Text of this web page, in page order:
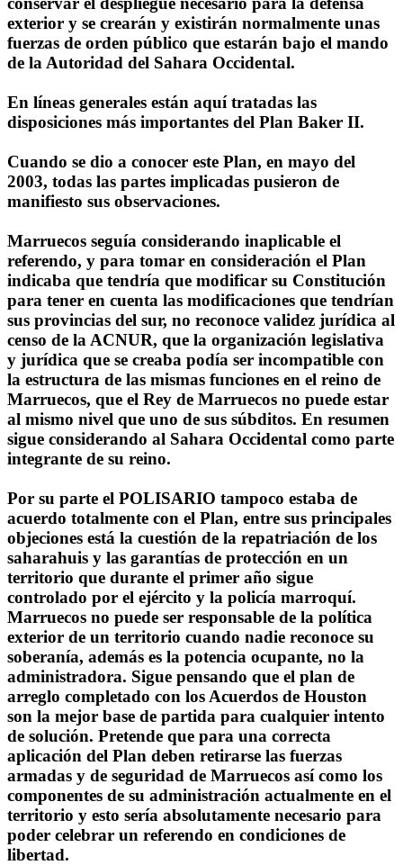
exterior y se crearán y existirán normalmente unas
fuerzas de orden público que estarán bajo el mando
de la Autoridad del Sahara Occidental.
En líneas generales están aquí tratadas las
disposiciones más importantes del Plan Baker II.
Cuando se dio a conocer este Plan, en mayo del
2003, todas las partes implicadas pusieron de
manifiesto sus observaciones.
Marruecos seguía considerando inaplicable el
referendo, y para tomar en consideración el Plan
indicaba que tendría que modificar su Constitución
para tener en cuenta las modificaciones que tendrían
sus provincias del sur, no reconoce validez jurídica al
censo de la ACNUR, que la organización legislativa
y jurídica que se creaba podía ser incompatible con
la estructura de las mismas funciones en el reino de
Marruecos, que el Rey de Marruecos no puede estar
al mismo nivel que uno de sus súbditos. En resumen
sigue considerando al Sahara Occidental como parte
integrante de su reino.
Por su parte el POLISARIO tampoco estaba de
acuerdo totalmente con el Plan, entre sus principales
objeciones está la cuestión de la repatriación de los
saharahuis y las garantías de protección en un
territorio que durante el primer año sigue
controlado por el ejército y la policía marroquí.
Marruecos no puede ser responsable de la política
exterior de un territorio cuando nadie reconoce su
soberanía, además es la potencia ocupante, no la
administradora. Sigue pensando que el plan de
arreglo completado con los Acuerdos de Houston
son la mejor base de partida para cualquier intento
de solución. Pretende que para una correcta
aplicación del Plan deben retirarse las fuerzas
armadas y de seguridad de Marruecos así como los
componentes de su administración actualmente en el
territorio y esto sería absolutamente necesario para
poder celebrar un referendo en condiciones de
libertad.